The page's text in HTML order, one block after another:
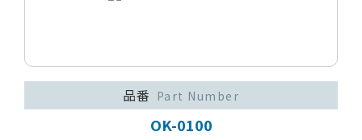
品番 Part Number
OK-0100